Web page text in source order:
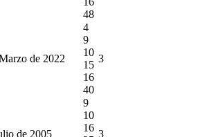
48
de 2022
4
9
10
15
16
40
3
de 2005
9
10
16
3